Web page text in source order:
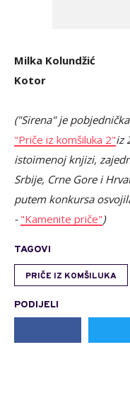
Milka Kolundžić
Kotor
("Sirena" je
"Priče iz komšiluka 2"iz
istoimenoj knjizi,
Srbije, Crne Gore i
putem konkursa
- "Kamenite priče")
TAGOVI
PRIČE IZ KOMŠILUKA
PODIJELI